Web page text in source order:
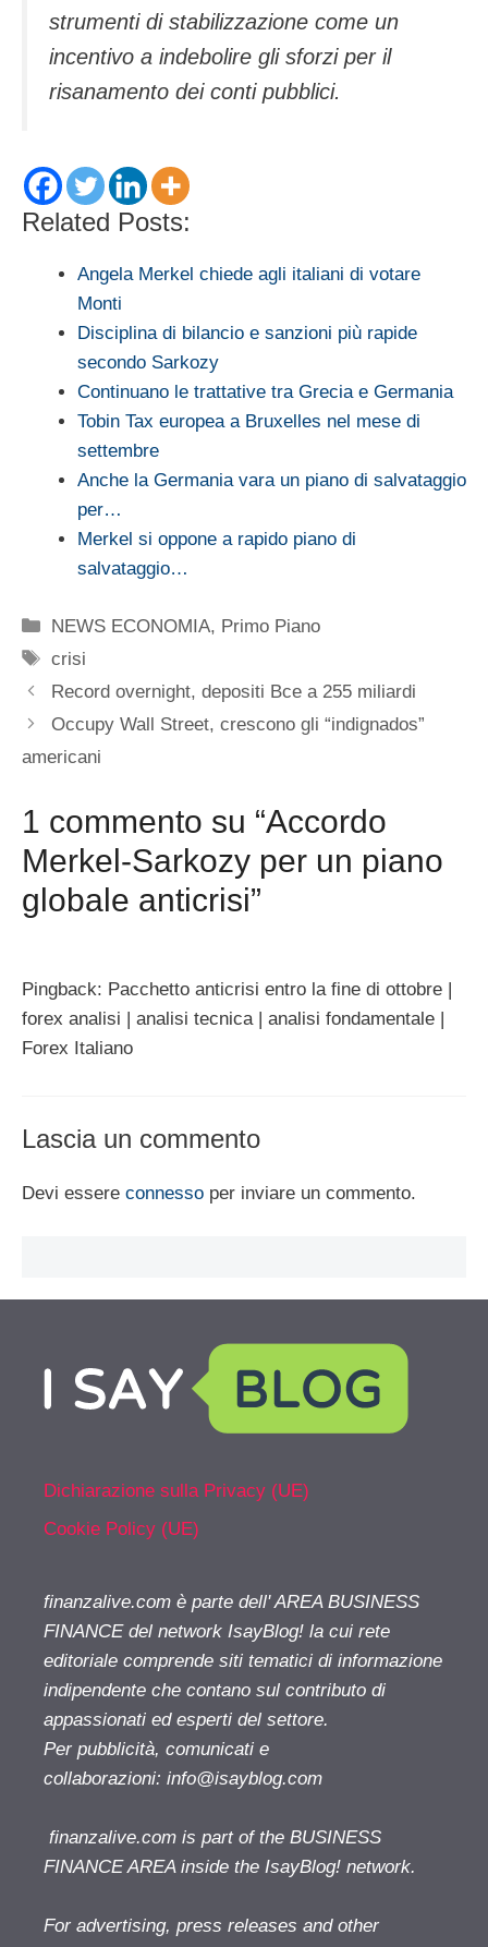
strumenti di stabilizzazione come un
incentivo a indebolire gli sforzi per il
risanamento dei conti pubblici.
Related Posts:
Angela Merkel chiede agli italiani di votare
Monti
Disciplina di bilancio e sanzioni più rapide
secondo Sarkozy
Continuano le trattative tra Grecia e Germania
Tobin Tax europea a Bruxelles nel mese di
settembre
Anche la Germania vara un piano di salvataggio
per…
Merkel si oppone a rapido piano di
salvataggio…
Categorie
NEWS ECONOMIA, Primo Piano
Tag
crisi
Record overnight, depositi Bce a 255 miliardi
Occupy Wall Street, crescono gli “indignados”
americani
1 commento su “Accordo
Merkel-Sarkozy per un piano
globale anticrisi”
Pingback: Pacchetto anticrisi entro la fine di ottobre |
forex analisi | analisi tecnica | analisi fondamentale |
Forex Italiano
Lascia un commento
Devi essere connesso per inviare un commento.
Dichiarazione sulla Privacy (UE)
Cookie Policy (UE)
finanzalive.com è parte dell' AREA BUSINESS
FINANCE del network IsayBlog! la cui rete
editoriale comprende siti tematici di informazione
indipendente che contano sul contributo di
appassionati ed esperti del settore.
Per pubblicità, comunicati e
collaborazioni: info@isayblog.com
finanzalive.com is part of the BUSINESS
FINANCE AREA inside the IsayBlog! network.
For advertising, press releases and other